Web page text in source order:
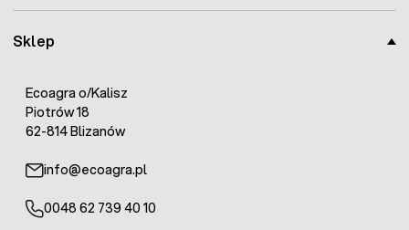
Sklep
Ecoagra o/Kalisz
Piotrów 18
62-814 Blizanów
info@ecoagra.pl
0048 62 739 40 10